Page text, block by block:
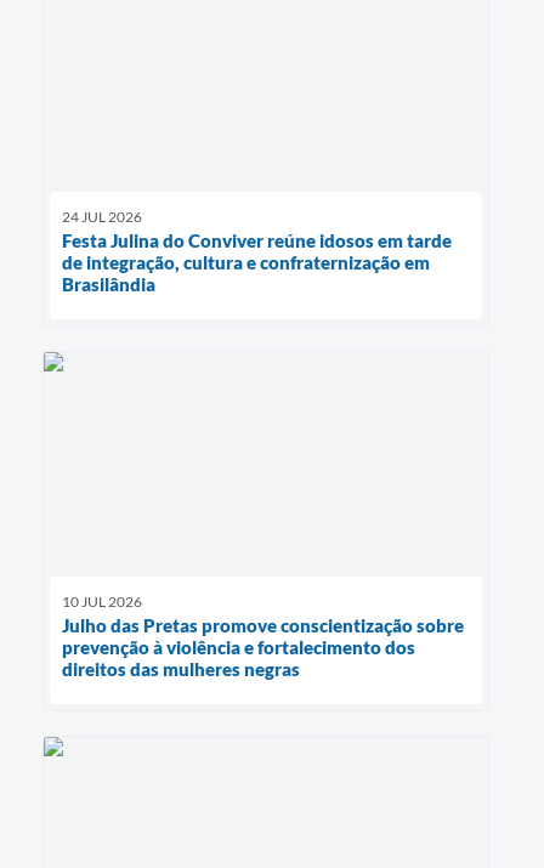
24 JUL 2026
Festa Julina do Conviver reúne idosos em tarde
de integração, cultura e confraternização em
Brasilândia
10 JUL 2026
Julho das Pretas promove conscientização sobre
prevenção à violência e fortalecimento dos
direitos das mulheres negras